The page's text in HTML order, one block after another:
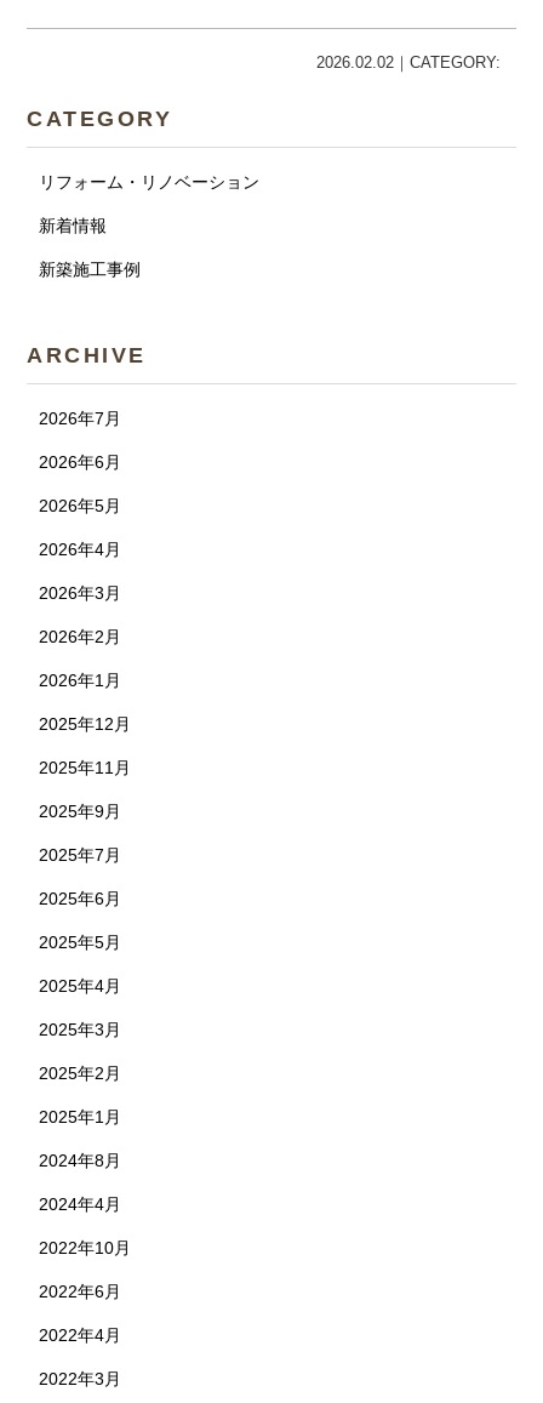
2026.02.02｜CATEGORY:
CATEGORY
リフォーム・リノベーション
新着情報
新築施工事例
ARCHIVE
2026年7月
2026年6月
2026年5月
2026年4月
2026年3月
2026年2月
2026年1月
2025年12月
2025年11月
2025年9月
2025年7月
2025年6月
2025年5月
2025年4月
2025年3月
2025年2月
2025年1月
2024年8月
2024年4月
2022年10月
2022年6月
2022年4月
2022年3月